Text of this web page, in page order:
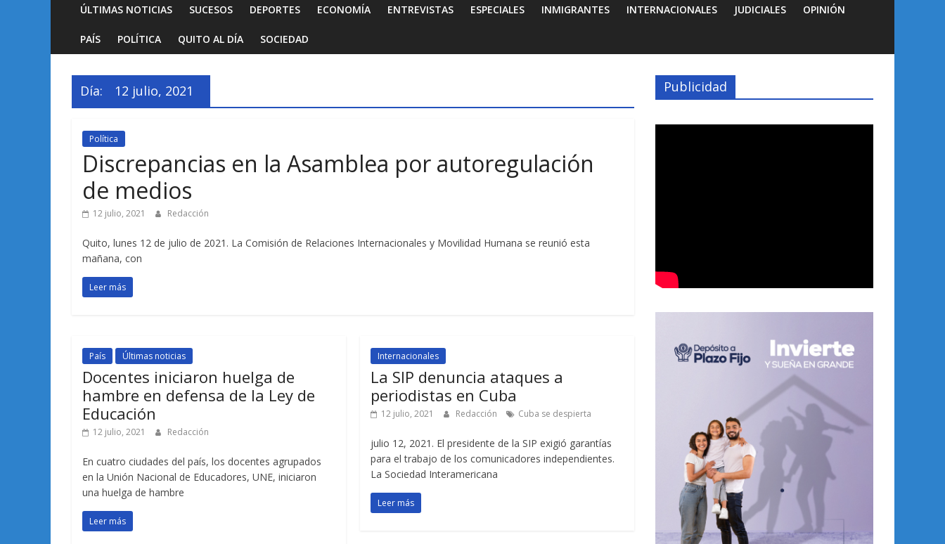
ÚLTIMAS NOTICIAS SUCESOS DEPORTES ECONOMÍA ENTREVISTAS ESPECIALES INMIGRANTES INTERNACIONALES JUDICIALES OPINIÓN
PAÍS POLÍTICA QUITO AL DÍA SOCIEDAD
Día: 12 julio, 2021
Política
Discrepancias en la Asamblea por autoregulación
de medios
12 julio, 2021 Redacción
Quito, lunes 12 de julio de 2021. La Comisión de Relaciones Internacionales y Movilidad Humana se reunió esta
mañana, con
Leer más
País Últimas noticias
Docentes iniciaron huelga de
hambre en defensa de la Ley de
Educación
12 julio, 2021 Redacción
En cuatro ciudades del país, los docentes agrupados
en la Unión Nacional de Educadores, UNE, iniciaron
una huelga de hambre
Leer más
Internacionales
La SIP denuncia ataques a
periodistas en Cuba
12 julio, 2021 Redacción Cuba se despierta
julio 12, 2021. El presidente de la SIP exigió garantías
para el trabajo de los comunicadores independientes.
La Sociedad Interamericana
Leer más
Publicidad